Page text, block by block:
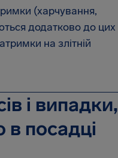
(харчування,
додатково до цих
на злітній
і випадки,
в посадці